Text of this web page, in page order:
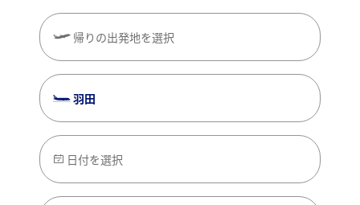
帰りの出発地を選択
羽田
日付を選択